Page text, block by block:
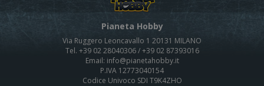
Pianeta Hobby
Via Ruggero Leoncavallo 1 20131 MILANO
Tel. +39 02 28040306 / +39 02 87393016
Email: info@pianetahobby.it
P.IVA 12773040154
Codice Univoco SDI T9K4ZHO